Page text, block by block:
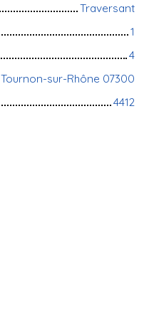
Traversant
1
4
Tournon-sur-Rhône 07300
4412